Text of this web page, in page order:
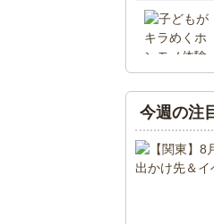
今週の注